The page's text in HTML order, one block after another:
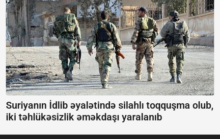
Suriyanın İdlib əyalətində silahlı toqquşma olub,
iki təhlükəsizlik əməkdaşı yaralanıb